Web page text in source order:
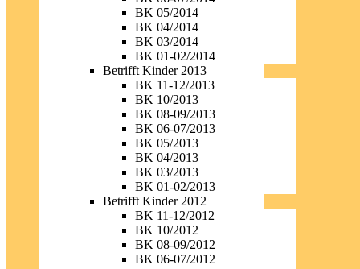
BK 05/2014
BK 04/2014
BK 03/2014
BK 01-02/2014
Betrifft Kinder 2013
BK 11-12/2013
BK 10/2013
BK 08-09/2013
BK 06-07/2013
BK 05/2013
BK 04/2013
BK 03/2013
BK 01-02/2013
Betrifft Kinder 2012
BK 11-12/2012
BK 10/2012
BK 08-09/2012
BK 06-07/2012